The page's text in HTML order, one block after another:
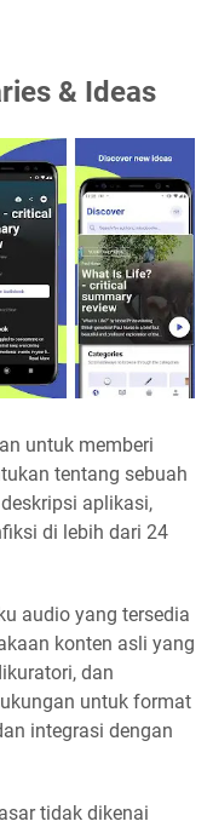
& Ideas
untuk memberi
tentang sebuah
aplikasi,
di lebih dari 24
audio yang tersedia
konten asli yang
dan
untuk format
integrasi dengan
tidak dikenai